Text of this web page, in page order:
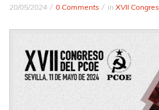
20/05/2024 0 Comments in XVII